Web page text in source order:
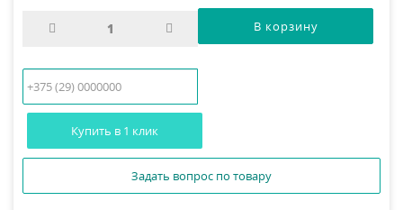
Купить в 1 клик
Задать вопрос по товару